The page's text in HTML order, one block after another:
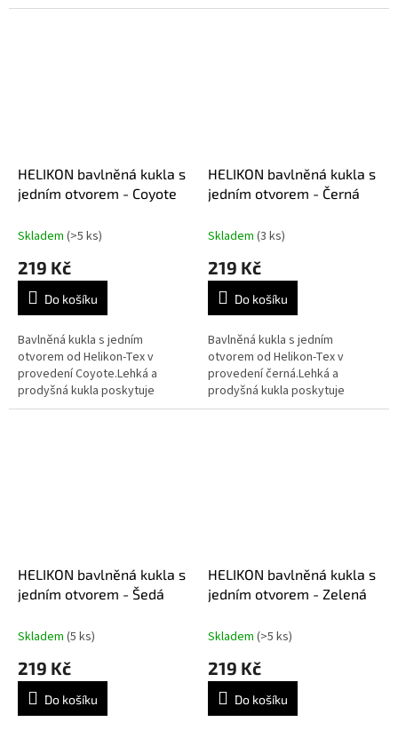
HELIKON bavlněná kukla s
jedním otvorem - Coyote
Skladem (>5 ks)
219 Kč
Do košíku
Bavlněná kukla s jedním
otvorem od Helikon-Tex v
provedení Coyote.Lehká a
prodyšná kukla poskytuje
základní ochranu a krytí
HELIKON bavlněná kukla s
jedním otvorem - Černá
Skladem (3 ks)
219 Kč
Do košíku
Bavlněná kukla s jedním
otvorem od Helikon-Tex v
provedení černá.Lehká a
prodyšná kukla poskytuje
základní ochranu a krytí
HELIKON bavlněná kukla s
jedním otvorem - Šedá
Skladem (5 ks)
219 Kč
Do košíku
HELIKON bavlněná kukla s
jedním otvorem - Zelená
Skladem (>5 ks)
219 Kč
Do košíku